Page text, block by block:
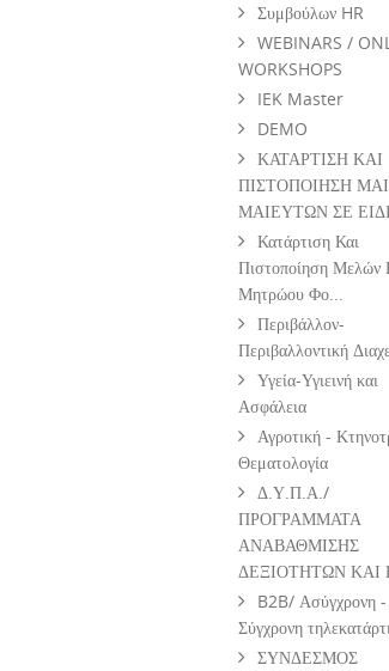
Συμβούλων HR
WEBINARS /
WORKSHOPS
IEK Master
DEMO
ΚΑΤΑΡΤΙΣΗ ΚΑΙ
ΠΙΣΤΟΠΟΙΗΣΗ
ΜΑΙΕΥΤΩΝ ΣΕ
Κατάρτιση Και
Πιστοποίηση Μελών
Μητρώου Φο...
Περιβάλλον-
Περιβαλλοντική
Υγεία-Υγιεινή και
Ασφάλεια
Αγροτική -
Θεματολογία
Δ.Υ.Π.Α./
ΠΡΟΓΡΑΜΜΑΤΑ
ΑΝΑΒΑΘΜΙΣΗΣ
ΔΕΞΙΟΤΗΤΩΝ ΚΑΙ
B2B/ Ασύγχρονη -
Σύγχρονη
ΣΥΝΔΕΣΜΟΣ